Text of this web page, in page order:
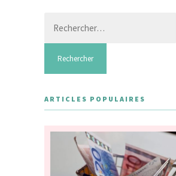
ARTICLES POPULAIRES